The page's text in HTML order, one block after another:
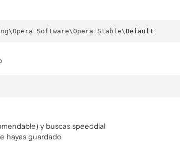
Software\Opera Stable\ Default
y buscas speeddial
hayas guardado